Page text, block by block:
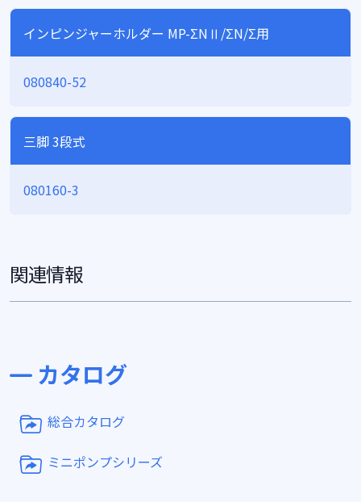
インピンジャーホルダー MP-ΣNⅡ/ΣN/Σ用
080840-52
三脚 3段式
080160-3
関連情報
カタログ
総合カタログ
ミニポンプシリーズ